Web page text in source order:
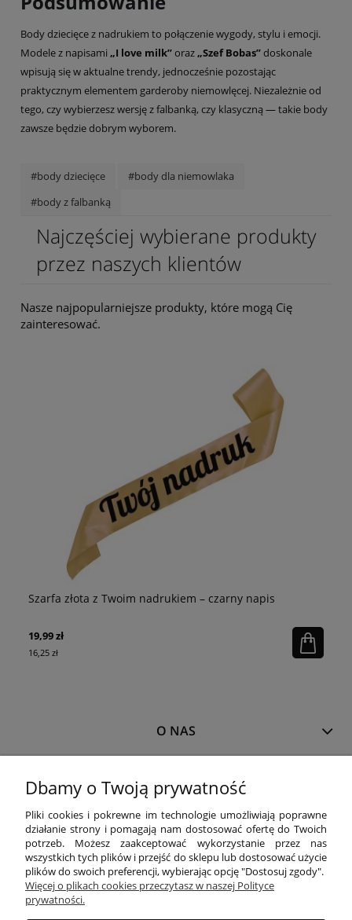
Body dziecięce z nadrukiem to połączenie wygody, stylu i emocji.
Modele z napisami „I love milk”oraz„Szef Bobas”doskonale
wpisują się w aktualne trendy, jednocześnie pozostając
praktycznym elementem garderoby niemowlęcej. Niezależnie od
tego, czy wybierzesz wersję z falbanką, czy klasyczną — takie body
zawsze będzie dobrym wyborem.
#body dziecięce
#body dla niemowlaka
#body z falbanką
Najczęściej wybierane produkty
przez naszych klientów
Nasze najpopularniejsze produkty, które mogą Cię
zainteresować.
Szarfa złota z Twoim nadrukiem – czarny napis
19,99 zł
16,25 zł
O NAS
MOJE KONTO
PŁATNOŚCI I DOSTAWA
INFORMACJE
Dbamy o Twoją prywatność
Pliki cookies i pokrewne im technologie umożliwiają poprawne
działanie strony i pomagają nam dostosować ofertę do Twoich
potrzeb. Możesz zaakceptować wykorzystanie przez nas
wszystkich tych plików i przejść do sklepu lub dostosować użycie
plików do swoich preferencji, wybierając opcję "Dostosuj zgody".
Więcej o plikach cookies przeczytasz w naszej Polityce
prywatności.